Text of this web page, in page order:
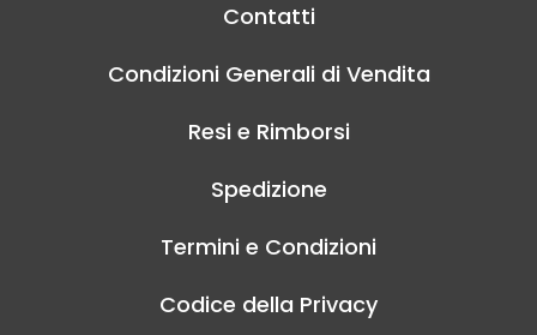
Contatti
Condizioni Generali di Vendita
Resi e Rimborsi
Spedizione
Termini e Condizioni
Codice della Privacy